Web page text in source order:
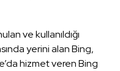
ve kullanıldığı
yerini alan Bing,
hizmet veren Bing